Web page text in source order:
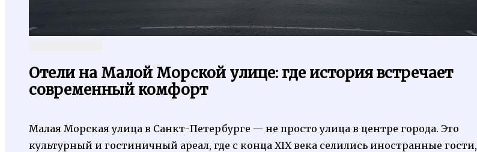
Отели на Малой Морской улице: где история встречает
современный комфорт
Малая Морская улица в Санкт-Петербурге — не просто улица в центре города. Это
культурный и гостиничный ареал, где с конца XIX века селились иностранные гости,